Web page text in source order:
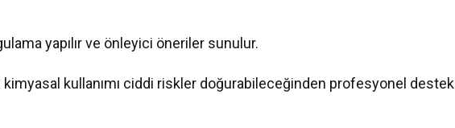
yapılır ve önleyici öneriler sunulur.
kullanımı ciddi riskler doğurabileceğinden profesyonel destek